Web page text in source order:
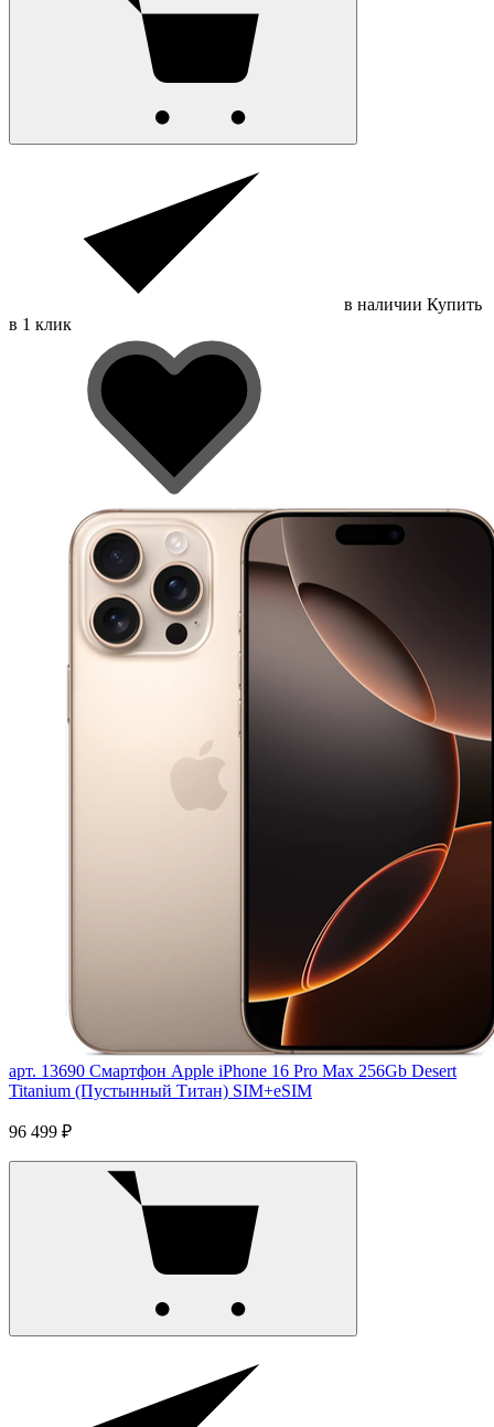
в наличии Купить
в 1 клик
арт. 13690 Смартфон Apple iPhone 16 Pro Max 256Gb Desert
Titanium (Пустынный Титан) SIM+eSIM
96 499 ₽